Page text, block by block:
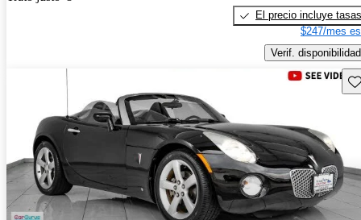
El precio incluye tasas
$247/mes
Verif. disponibilidad